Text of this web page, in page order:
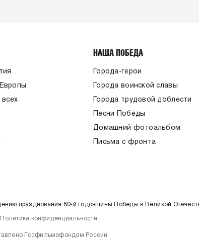
НАША ПОБЕДА
Города-герои
Города воинской славы
Города трудовой доблести
Песни Победы
Домашний фотоальбом
Письма с фронта
празднования 80-й годовщины Победы в Великой
Политика конфиденциальности
Госфильмофондом России